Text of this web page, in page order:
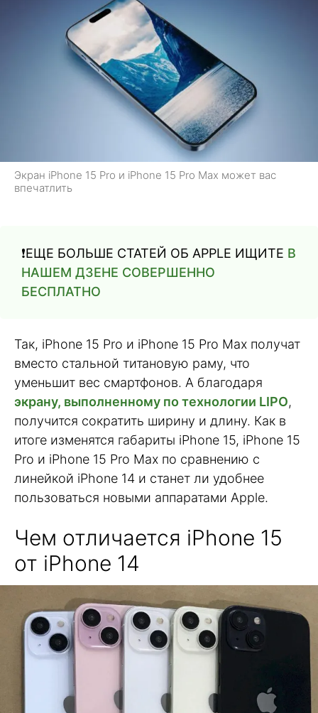
Экран iPhone 15 Pro и iPhone 15 Pro Max может вас
впечатлить
❗️ЕЩЕ БОЛЬШЕ СТАТЕЙ ОБ APPLE ИЩИТЕ В
НАШЕМ ДЗЕНЕ СОВЕРШЕННО
БЕСПЛАТНО
Так, iPhone 15 Pro и iPhone 15 Pro Max получат
вместо стальной титановую раму, что
уменьшит вес смартфонов. А благодаря
экрану, выполненному по технологии LIPO,
получится сократить ширину и длину. Как в
итоге изменятся габариты iPhone 15, iPhone 15
Pro и iPhone 15 Pro Max по сравнению с
линейкой iPhone 14 и станет ли удобнее
пользоваться новыми аппаратами Apple.
Чем отличается iPhone 15
от iPhone 14